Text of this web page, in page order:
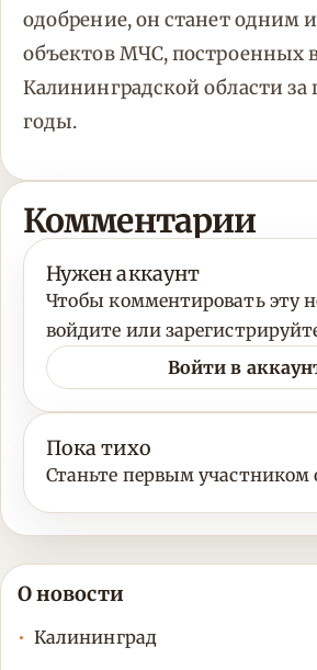
одобрение, он станет одним
объектов МЧС, построенных
Калининградской области за
годы.
Комментарии
Нужен аккаунт
Чтобы комментировать эту
войдите или
Войти в
Пока тихо
Станьте первым участником
О новости
Калининград